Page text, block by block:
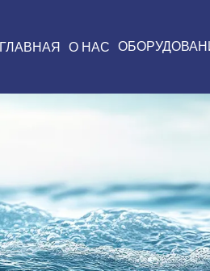
ГЛАВНАЯ О НАС